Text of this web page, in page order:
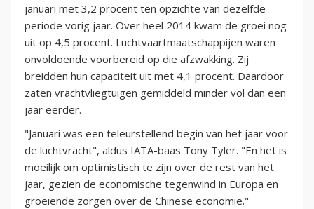
januari met 3,2 procent ten opzichte van dezelfde
periode vorig jaar. Over heel 2014 kwam de groei nog
uit op 4,5 procent. Luchtvaartmaatschappijen waren
onvoldoende voorbereid op die afzwakking. Zij
breidden hun capaciteit uit met 4,1 procent. Daardoor
zaten vrachtvliegtuigen gemiddeld minder vol dan een
jaar eerder.
"Januari was een teleurstellend begin van het jaar voor
de luchtvracht", aldus IATA-baas Tony Tyler. "En het is
moeilijk om optimistisch te zijn over de rest van het
jaar, gezien de economische tegenwind in Europa en
groeiende zorgen over de Chinese economie."